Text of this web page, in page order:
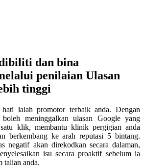
dan bina
penilaian Ulasan
tinggi
hati ialah promotor terbaik anda. Dengan
meninggalkan ulasan Google yang
klik, membantu klinik pergigian anda
berkembang ke arah reputasi 5 bintang.
negatif akan direkodkan secara dalaman,
isu secara proaktif sebelum ia
talian anda.